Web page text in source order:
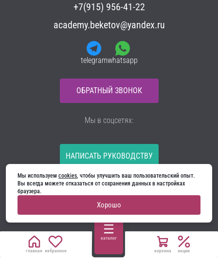
главная избранное
каталог
корзина акции
+7(915) 956-41-22
academy.beketov@yandex.ru
telegramwhatsapp
ОБРАТНЫЙ ЗВОНОК
НАПИСАТЬ РУКОВОДСТВУ
Все материалы на сайте принадлежат компании
ООО «Ягуар-М» — входные и межкомнатные двери
Политика конфиденциальности
Договор оферты
Cookie
Мы в соцсетях:
Мы используем cookies, чтобы улучшить ваш пользовательский опыт.
Вы всегда можете отказаться от сохранения данных в настройках
браузера.
Хорошо